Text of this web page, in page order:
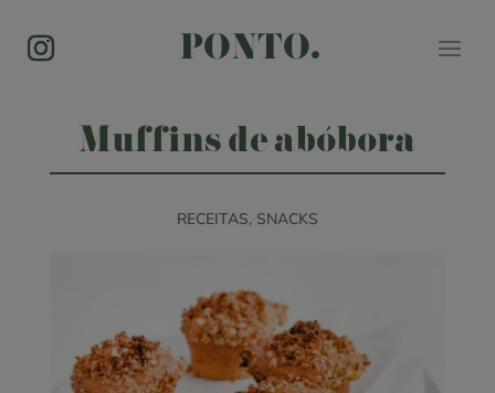
PONTO.
Muffins de abóbora
RECEITAS, SNACKS